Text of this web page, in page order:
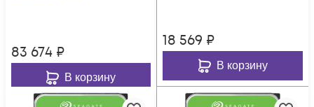
83 674 ₽
В корзину
18 569 ₽
В корзину